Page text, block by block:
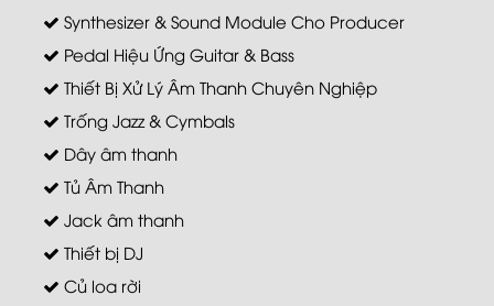
Synthesizer & Sound Module Cho Producer
Pedal Hiệu Ứng Guitar & Bass
Thiết Bị Xử Lý Âm Thanh Chuyên Nghiệp
Trống Jazz & Cymbals
Dây âm thanh
Tủ Âm Thanh
Jack âm thanh
Thiết bị DJ
Củ loa rời